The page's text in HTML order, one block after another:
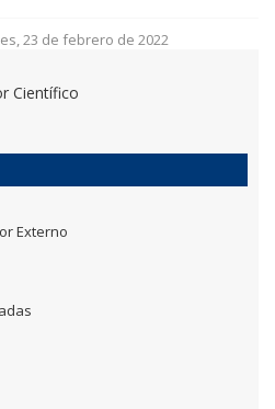
23 de febrero de 2022
Científico
Externo